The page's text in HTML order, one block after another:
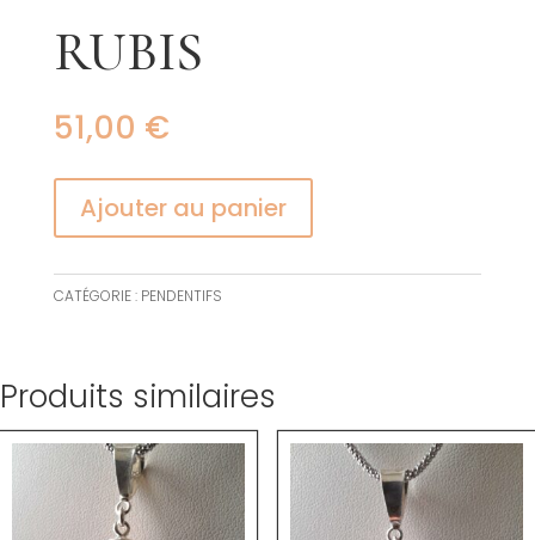
RUBIS
51,00 €
Ajouter au panier
CATÉGORIE : PENDENTIFS
Produits similaires